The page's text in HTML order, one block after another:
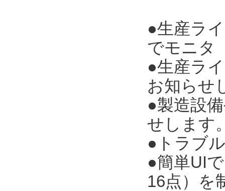
●生産ラ
でモニタ
●生産ラ
お知らせ
●製造設
せします
●トラブ
●簡単UI
16点）を